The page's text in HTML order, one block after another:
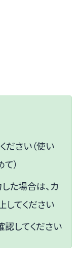
ださい（使い
）
た場合は、カ
てください
してください